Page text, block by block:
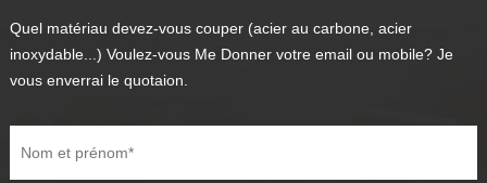
Quel matériau devez-vous couper (acier au carbone, acier
inoxydable...) Voulez-vous Me Donner votre email ou mobile? Je
vous enverrai le quotaion.